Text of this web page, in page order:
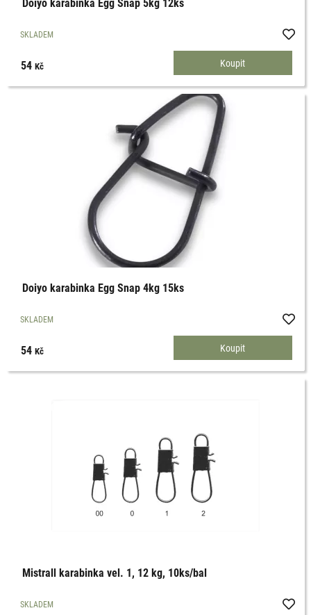
SKLADEM
54Kč
Doiyo karabinka Egg Snap 4kg 15ks
SKLADEM
54Kč
Mistrall karabinka vel. 1, 12 kg, 10ks/bal
SKLADEM